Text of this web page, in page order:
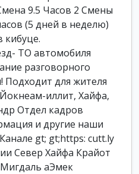
9.5 Часов 2 Смены
(5 дней в неделю)
кибуце.
TO автомобиля
разговорного
Подходит для жителя
иллит, Хайфа,
Отдел кадров
и другие наши
gt; gt;https: cutt.ly
Север Хайфа Крайот
аЭмек